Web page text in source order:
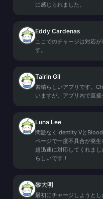
に感じられました。
Eddy Cardenas
ここでのチャージは対応
す。
Tairin Gil
素晴らしいアプリです。
いますが、アプリ内で直接
Luna Lee
問題なくIdentity Vと
ページで一度不具合が発
超迅速に対応してくれま
らしいです！
黎大明
最初にチャージしようと